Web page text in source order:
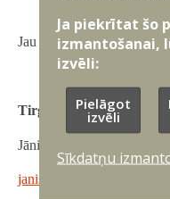
Jau iepriekš pateicamies
Tirgus izpētes
Jānis Paškēvičs
janis.paskevics@mil.lv
Ja piekrītat šo
izmantošanai,
izvēli:
Pielāgot
izvēli
Sīkdatņu